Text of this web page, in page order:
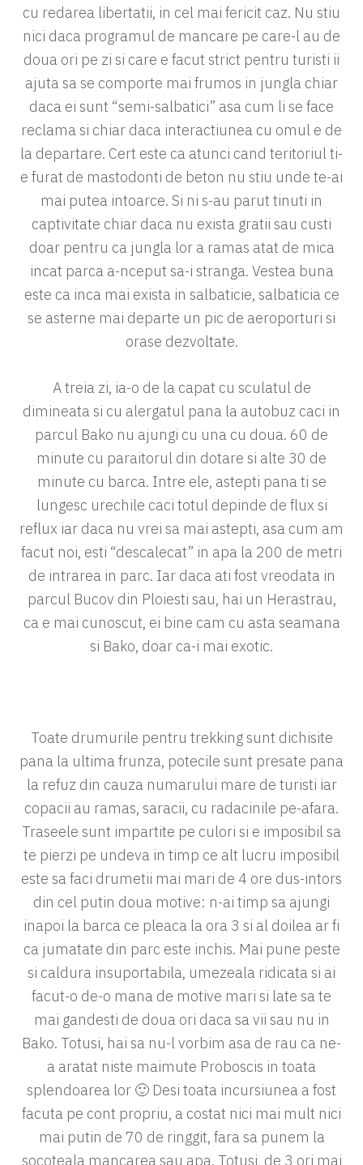
cu redarea libertatii, in cel mai fericit caz. Nu stiu
nici daca programul de mancare pe care-l au de
doua ori pe zi si care e facut strict pentru turisti ii
ajuta sa se comporte mai frumos in jungla chiar
daca ei sunt “semi-salbatici” asa cum li se face
reclama si chiar daca interactiunea cu omul e de
la departare. Cert este ca atunci cand teritoriul ti-
e furat de mastodonti de beton nu stiu unde te-ai
mai putea intoarce. Si ni s-au parut tinuti in
captivitate chiar daca nu exista gratii sau custi
doar pentru ca jungla lor a ramas atat de mica
incat parca a-nceput sa-i stranga. Vestea buna
este ca inca mai exista in salbaticie, salbaticia ce
se asterne mai departe un pic de aeroporturi si
orase dezvoltate.
A treia zi, ia-o de la capat cu sculatul de
dimineata si cu alergatul pana la autobuz caci in
parcul Bako nu ajungi cu una cu doua. 60 de
minute cu paraitorul din dotare si alte 30 de
minute cu barca. Intre ele, astepti pana ti se
lungesc urechile caci totul depinde de flux si
reflux iar daca nu vrei sa mai astepti, asa cum am
facut noi, esti “descalecat” in apa la 200 de metri
de intrarea in parc. Iar daca ati fost vreodata in
parcul Bucov din Ploiesti sau, hai un Herastrau,
ca e mai cunoscut, ei bine cam cu asta seamana
si Bako, doar ca-i mai exotic.
Toate drumurile pentru trekking sunt dichisite
pana la ultima frunza, potecile sunt presate pana
la refuz din cauza numarului mare de turisti iar
copacii au ramas, saracii, cu radacinile pe-afara.
Traseele sunt impartite pe culori si e imposibil sa
te pierzi pe undeva in timp ce alt lucru imposibil
este sa faci drumetii mai mari de 4 ore dus-intors
din cel putin doua motive: n-ai timp sa ajungi
inapoi la barca ce pleaca la ora 3 si al doilea ar fi
ca jumatate din parc este inchis. Mai pune peste
si caldura insuportabila, umezeala ridicata si ai
facut-o de-o mana de motive mari si late sa te
mai gandesti de doua ori daca sa vii sau nu in
Bako. Totusi, hai sa nu-l vorbim asa de rau ca ne-
a aratat niste maimute Proboscis in toata
splendoarea lor 🙂 Desi toata incursiunea a fost
facuta pe cont propriu, a costat nici mai mult nici
mai putin de 70 de ringgit, fara sa punem la
socoteala mancarea sau apa. Totusi, de 3 ori mai